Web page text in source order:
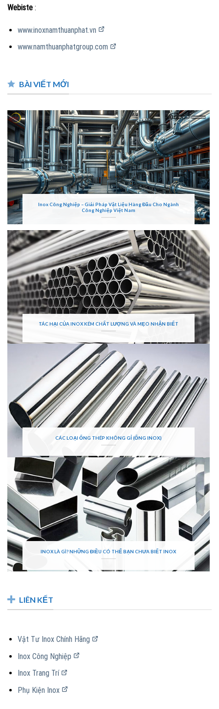
Webiste :
www.inoxnamthuanphat.vn
www.namthuanphatgroup.com
BÀI VIẾT MỚI
Inox Công Nghiệp – Giải Pháp Vật Liệu Hàng Đầu Cho Ngành
Công Nghiệp Việt Nam
TÁC HẠI CỦA INOX KÉM CHẤT LƯỢNG VÀ MẸO NHẬN BIẾT
CÁC LOẠI ỐNG THÉP KHÔNG GỈ (ỐNG INOX)
INOX LÀ GÌ? NHỮNG ĐIỀU CÓ THỂ BẠN CHƯA BIẾT INOX
LIÊN KẾT
Vật Tư Inox Chính Hãng
Inox Công Nghiệp
Inox Trang Trí
Phụ Kiện Inox